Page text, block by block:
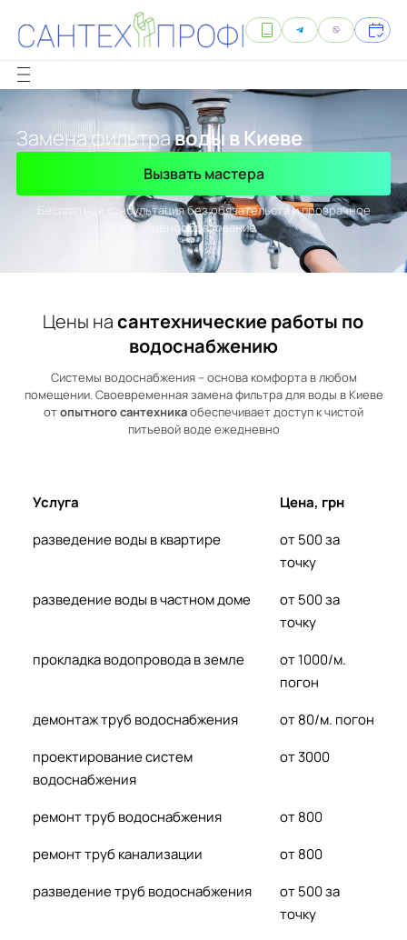
Замена фильтраводы в Киеве
Вызвать мастера
Бесплатная консультация без обязательств и прозрачное
ценообразование
Цены насантехнические работы по
водоснабжению
Системы водоснабжения – основа комфорта в любом
помещении. Своевременная замена фильтра для воды в Киеве
отопытного сантехникаобеспечивает доступ к чистой
питьевой воде ежедневно
Услуга
Цена, грн
разведение воды в квартире
от 500 за
точку
разведение воды в частном доме
от 500 за
точку
прокладка водопровода в земле
от 1000/м.
погон
демонтаж труб водоснабжения
от 80/м. погон
проектирование систем
водоснабжения
от 3000
ремонт труб водоснабжения
от 800
ремонт труб канализации
от 800
разведение труб водоснабжения
от 500 за
точку